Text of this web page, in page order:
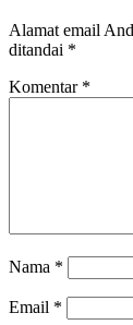
Alamat email
ditandai *
Komentar *
Nama *
Email *